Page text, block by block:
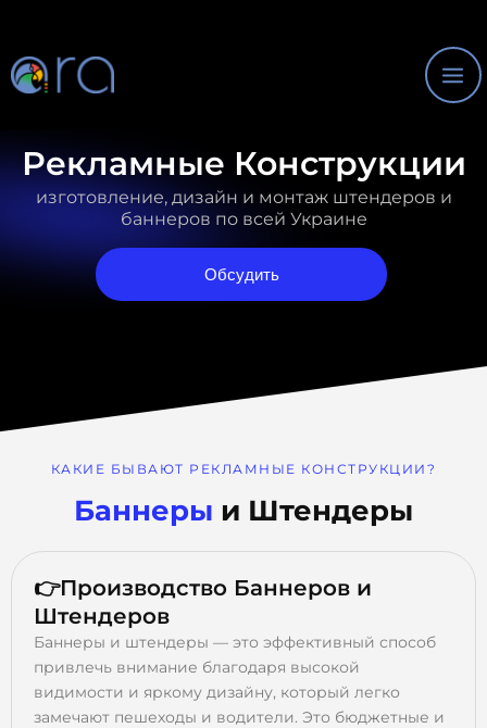
содержимому
Рекламные Конструкции
изготовление, дизайн и монтаж штендеров и
баннеров по всей Украине
Обсудить
КАКИЕ БЫВАЮТ РЕКЛАМНЫЕ КОНСТРУКЦИИ?
Баннеры и Штендеры
👉Производство Баннеров и
Штендеров
Баннеры и штендеры — это эффективный способ
привлечь внимание благодаря высокой
видимости и яркому дизайну, который легко
замечают пешеходы и водители. Это бюджетные и